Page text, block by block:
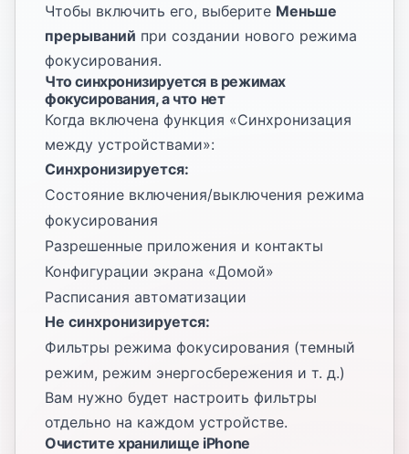
Чтобы включить его, выберите Меньше
прерываний при создании нового режима
фокусирования.
Что синхронизируется в режимах
фокусирования, а что нет
Когда включена функция «Синхронизация
между устройствами»:
Синхронизируется:
Состояние включения/выключения режима
фокусирования
Разрешенные приложения и контакты
Конфигурации экрана «Домой»
Расписания автоматизации
Не синхронизируется:
Фильтры режима фокусирования (темный
режим, режим энергосбережения и т. д.)
Вам нужно будет настроить фильтры
отдельно на каждом устройстве.
Очистите хранилище iPhone